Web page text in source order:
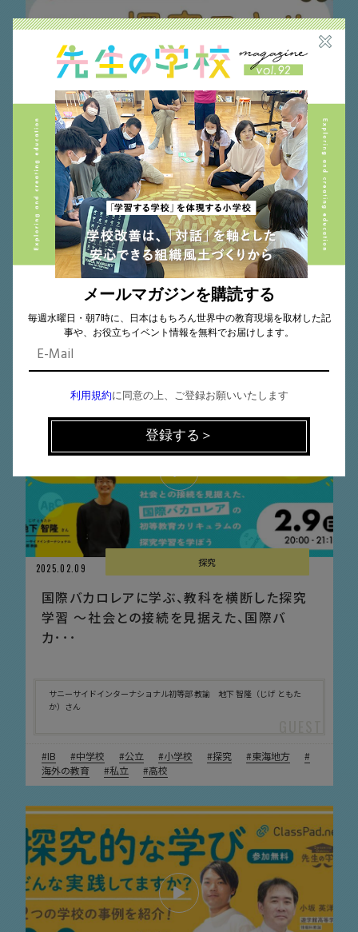
2025.05.16
探究
教科と探究の学びをつなぐ。青翔開智中学校・
高等学校の「探究スキルラーニング」とは･･･
青翔開智中学校・高等学校 司書教諭（英語科） 三浦 永理（みうら え
一貫校 中国地方 探究 私立 青翔開智
2025.02.09
探究
国際バカロレアに学ぶ、教科を横断した探究
学習 〜社会との接続を見据えた、国際バ
カ･･･
サニーサイドインターナショナル初等部 教諭 地下 智隆（じげ ともた
か）さん
IB 中学校 公立 小学校 探究
東海地方
海外の教育
私立 高校
メールマガジンを購読する
毎週水曜日・朝7時に、日本はもちろん世界中の教育現場を取材した記
事や、お役立ちイベント情報を無料でお届けします。
利用規約に同意の上、ご登録お願いいたします